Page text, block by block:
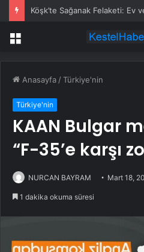
Köşk’te Sağanak Felaketi: Ev
Menü
Anasayfa /Türkiye'nin
Türkiye'nin
KAAN Bulgar
“F-35’e karşı
NURCAN BAYRAM Mart 18,
1 dakika okuma süresi